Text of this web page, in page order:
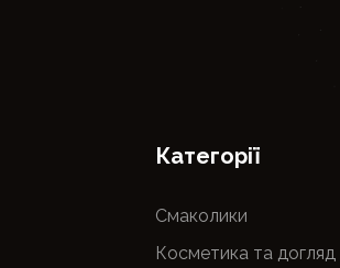
Категорії
Смаколики
Косметика та догляд